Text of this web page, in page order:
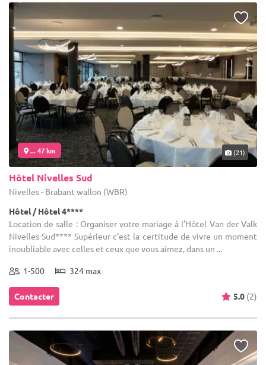
... 47 km (21)
Hôtel Nivelles Sud
Nivelles - Brabant wallon (WBR)
Hôtel / Hôtel 4****
Location de salle : Organiser votre mariage à l’Hôtel Van der Valk
Nivelles-Sud**** Supérieur c’est la certitude de vivre un moment
inoubliable avec celles et ceux que vous aimez, dans un ...
1-500 324 max
Contacter 5.0 (2)